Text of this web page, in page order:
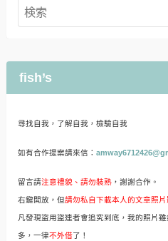
fish’s
尋找自我，了解自我，檢驗自我
如有合作提案請來信：
留言請注意禮貌、請勿裝熟，謝謝合作。
右鍵開放，但請勿私自下載本人的文章照片
凡發現盜用盜連者會追究到底，我的照片
多，一律不外借了！